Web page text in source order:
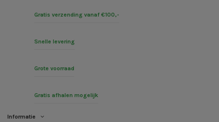
Gratis verzending vanaf €100,-
Snelle levering
Grote voorraad
Gratis afhalen mogelijk
Informatie